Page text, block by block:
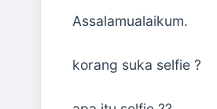
Assalamualaikum.
korang suka selfie ?